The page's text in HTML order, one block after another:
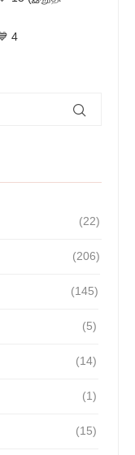
4
(22)
(206)
(145)
(5)
(14)
(1)
(15)